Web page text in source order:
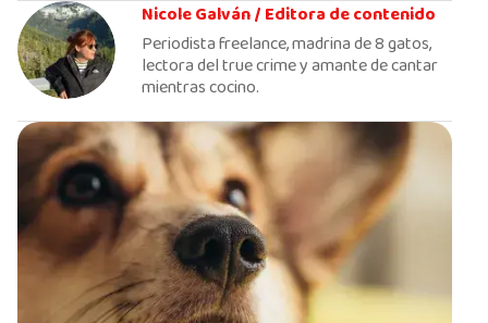
Nicole Galván /Editora de contenido
Periodista freelance, madrina de 8 gatos,
lectora del true crime y amante de cantar
mientras cocino.